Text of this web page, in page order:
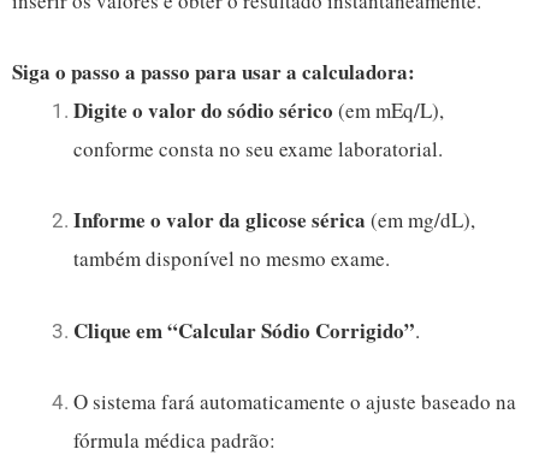
Siga o passo a passo para usar a calculadora:
Digite o valor do sódio sérico (em mEq/L),
conforme consta no seu exame laboratorial.
Informe o valor da glicose sérica (em mg/dL),
também disponível no mesmo exame.
Clique em “Calcular Sódio Corrigido”.
O sistema fará automaticamente o ajuste baseado na
fórmula médica padrão: